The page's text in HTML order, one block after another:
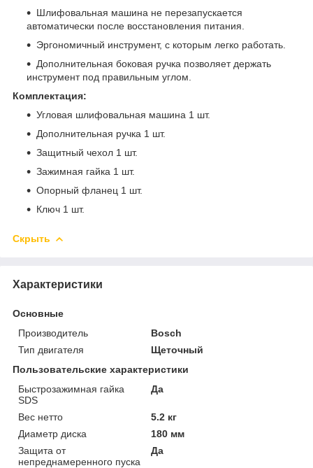
Шлифовальная машина не перезапускается
автоматически после восстановления питания.
Эргономичный инструмент, с которым легко работать.
Дополнительная боковая ручка позволяет держать
инструмент под правильным углом.
Комплектация:
Угловая шлифовальная машина 1 шт.
Дополнительная ручка 1 шт.
Защитный чехол 1 шт.
Зажимная гайка 1 шт.
Опорный фланец 1 шт.
Ключ 1 шт.
Скрыть
Характеристики
Основные
Производитель
Bosch
Тип двигателя
Щеточный
Пользовательские характеристики
Быстрозажимная гайка
SDS
Да
Вес нетто
5.2 кг
Диаметр диска
180 мм
Защита от
непреднамеренного пуска
Да